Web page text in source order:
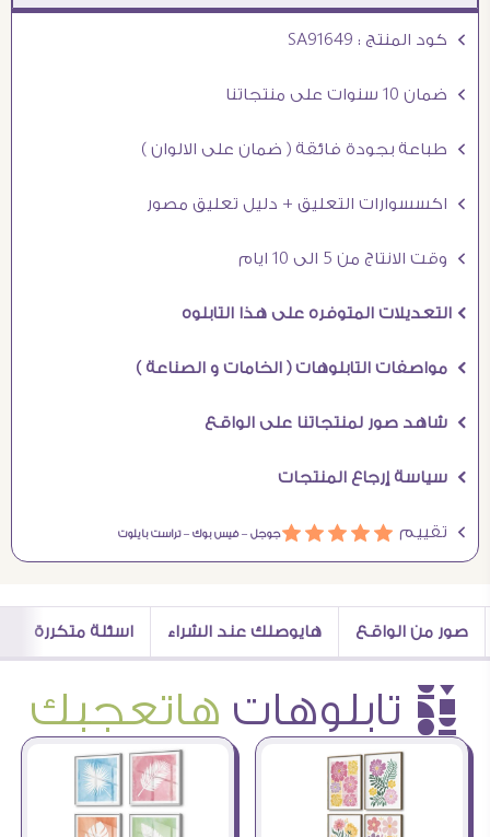
Ö كود المنتج : SA91649
Ö ضمان 10 سنوات على منتجاتنا
Ö طباعة بجودة فائقة ( ضمان على الالوان )
Ö اكسسوارات التعليق + دليل تعليق مصور
Ö وقت الانتاج من 5 الى 10 ايام
Ö التعديلات المتوفره على هذا التابلوه
Ö مواصفات التابلوهات ( الخامات و الصناعة )
Ö شاهد صور لمنتجاتنا على الواقع
Ö سياسة إرجاع المنتجات
Ö تقييم áááááجوجل –فيس بوك –تراست بايلوت
صور من الواقع هايوصلك عند الشراء اسئلة متكررة
è تابلوهات هاتعجبك